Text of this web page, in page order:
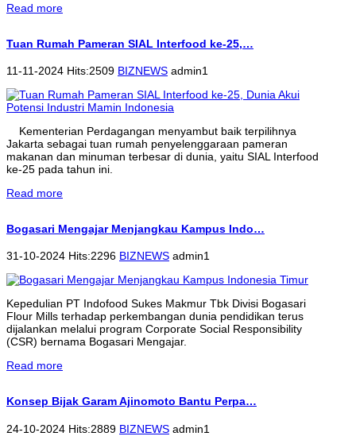
Read more
Tuan Rumah Pameran SIAL Interfood ke-25,…
11-11-2024 Hits:2509 BIZNEWS admin1
Kementerian Perdagangan menyambut baik terpilihnya
Jakarta sebagai tuan rumah penyelenggaraan pameran
makanan dan minuman terbesar di dunia, yaitu SIAL Interfood
ke-25 pada tahun ini.
Read more
Bogasari Mengajar Menjangkau Kampus Indo…
31-10-2024 Hits:2296 BIZNEWS admin1
Kepedulian PT Indofood Sukes Makmur Tbk Divisi Bogasari
Flour Mills terhadap perkembangan dunia pendidikan terus
dijalankan melalui program Corporate Social Responsibility
(CSR) bernama Bogasari Mengajar.
Read more
Konsep Bijak Garam Ajinomoto Bantu Perpa…
24-10-2024 Hits:2889 BIZNEWS admin1